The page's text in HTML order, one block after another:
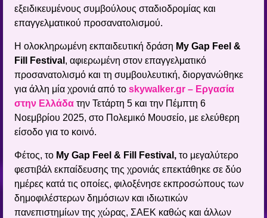
εξειδικευμένους συμβούλους σταδιοδρομίας και
επαγγελματικού προσανατολισμού.
Η ολοκληρωμένη εκπαιδευτική δράση My Gap Feel &
Fill Festival , αφιερωμένη στον επαγγελματικό
προσανατολισμό και τη συμβουλευτική, διοργανώθηκε
για άλλη μία χρονιά από το skywalker.gr – Εργασία
στην Ελλάδα την Τετάρτη 5 και την Πέμπτη 6
Νοεμβρίου 2025, στο Πολεμικό Μουσείο, με ελεύθερη
είσοδο για το κοινό.
Φέτος, το My Gap Feel & Fill Festival, το μεγαλύτερο
φεστιβάλ εκπαίδευσης της χρονιάς επεκτάθηκε σε δύο
ημέρες κατά τις οποίες, φιλοξένησε εκπροσώπους των
δημοφιλέστερων δημόσιων και ιδιωτικών
πανεπιστημίων της χώρας, ΣΑΕΚ καθώς και άλλων